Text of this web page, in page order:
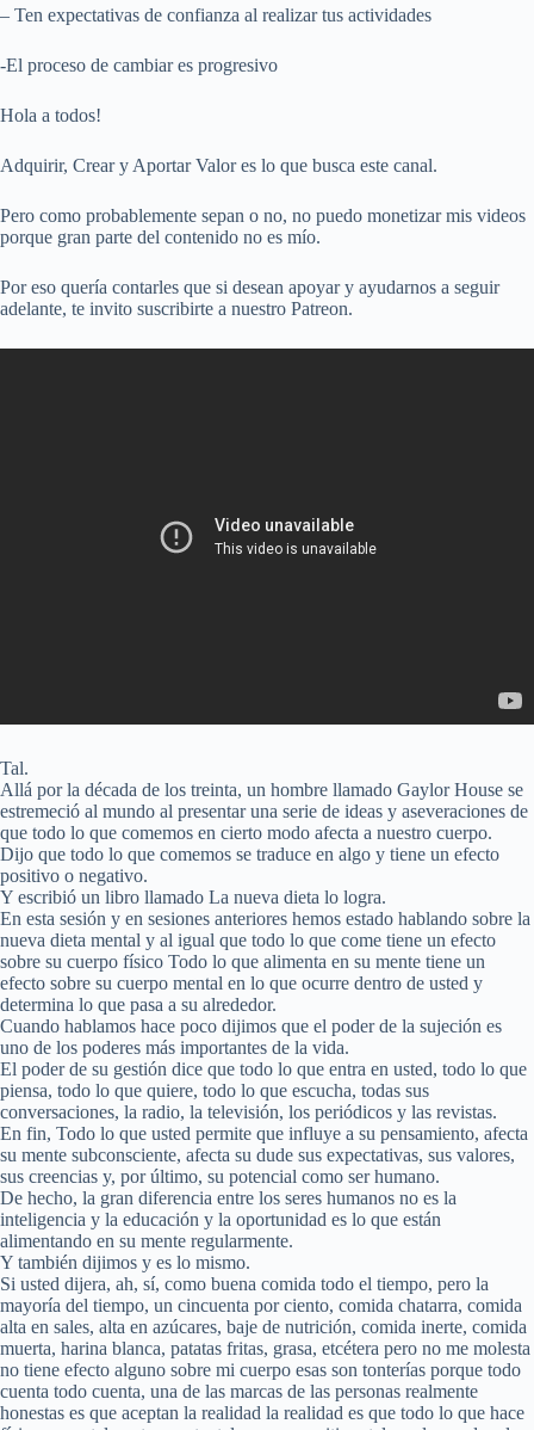
– Ten expectativas de confianza al realizar tus actividades
-El proceso de cambiar es progresivo
Hola a todos!
Adquirir, Crear y Aportar Valor es lo que busca este canal.
Pero como probablemente sepan o no, no puedo monetizar mis videos
porque gran parte del contenido no es mío.
Por eso quería contarles que si desean apoyar y ayudarnos a seguir
adelante, te invito suscribirte a nuestro Patreon.
Tal.
Allá por la década de los treinta, un hombre llamado Gaylor House se
estremeció al mundo al presentar una serie de ideas y aseveraciones de
que todo lo que comemos en cierto modo afecta a nuestro cuerpo.
Dijo que todo lo que comemos se traduce en algo y tiene un efecto
positivo o negativo.
Y escribió un libro llamado La nueva dieta lo logra.
En esta sesión y en sesiones anteriores hemos estado hablando sobre la
nueva dieta mental y al igual que todo lo que come tiene un efecto
sobre su cuerpo físico Todo lo que alimenta en su mente tiene un
efecto sobre su cuerpo mental en lo que ocurre dentro de usted y
determina lo que pasa a su alrededor.
Cuando hablamos hace poco dijimos que el poder de la sujeción es
uno de los poderes más importantes de la vida.
El poder de su gestión dice que todo lo que entra en usted, todo lo que
piensa, todo lo que quiere, todo lo que escucha, todas sus
conversaciones, la radio, la televisión, los periódicos y las revistas.
En fin, Todo lo que usted permite que influye a su pensamiento, afecta
su mente subconsciente, afecta su dude sus expectativas, sus valores,
sus creencias y, por último, su potencial como ser humano.
De hecho, la gran diferencia entre los seres humanos no es la
inteligencia y la educación y la oportunidad es lo que están
alimentando en su mente regularmente.
Y también dijimos y es lo mismo.
Si usted dijera, ah, sí, como buena comida todo el tiempo, pero la
mayoría del tiempo, un cincuenta por ciento, comida chatarra, comida
alta en sales, alta en azúcares, baje de nutrición, comida inerte, comida
muerta, harina blanca, patatas fritas, grasa, etcétera pero no me molesta
no tiene efecto alguno sobre mi cuerpo esas son tonterías porque todo
cuenta todo cuenta, una de las marcas de las personas realmente
honestas es que aceptan la realidad la realidad es que todo lo que hace